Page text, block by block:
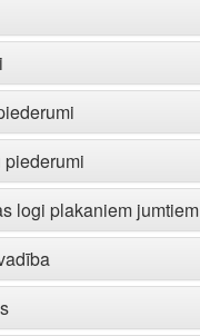
logi plakaniem jumtiem